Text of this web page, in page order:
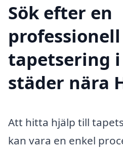
Sök efter en
tapetsering
städer nära
Att hitta hjälp till
kan vara en enkel